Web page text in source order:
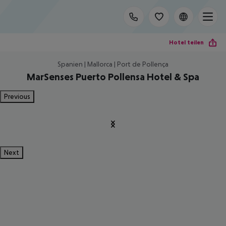
Hotel teilen
Spanien | Mallorca | Port de Pollença
MarSenses Puerto Pollensa Hotel & Spa
Previous
Next